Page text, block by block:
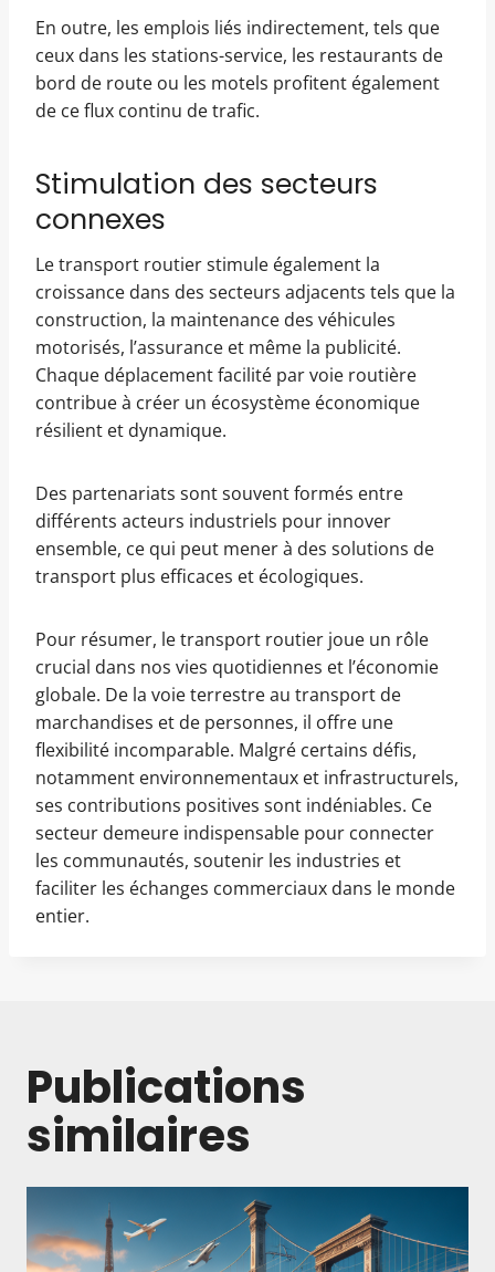
En outre, les emplois liés indirectement, tels que
ceux dans les stations-service, les restaurants de
bord de route ou les motels profitent également
de ce flux continu de trafic.
Stimulation des secteurs
connexes
Le transport routier stimule également la
croissance dans des secteurs adjacents tels que la
construction, la maintenance des véhicules
motorisés, l’assurance et même la publicité.
Chaque déplacement facilité par voie routière
contribue à créer un écosystème économique
résilient et dynamique.
Des partenariats sont souvent formés entre
différents acteurs industriels pour innover
ensemble, ce qui peut mener à des solutions de
transport plus efficaces et écologiques.
Pour résumer, le transport routier joue un rôle
crucial dans nos vies quotidiennes et l’économie
globale. De la voie terrestre au transport de
marchandises et de personnes, il offre une
flexibilité incomparable. Malgré certains défis,
notamment environnementaux et infrastructurels,
ses contributions positives sont indéniables. Ce
secteur demeure indispensable pour connecter
les communautés, soutenir les industries et
faciliter les échanges commerciaux dans le monde
entier.
Publications
similaires